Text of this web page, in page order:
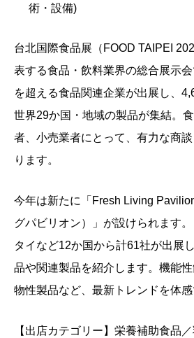
術・設備)
台北国際食品展（FOOD TAIPEI
表する食品・飲料業界の総合展示
を超える食品関連企業が出展し、
世界29か国・地域の製品が集結。
者、小売業者にとって、有力な商
ります。
今年は新たに「Fresh Living
グパビリオン）」が設けられます
タイなど12か国から計61社が出展
品や関連製品を紹介します。機能
物性製品など、最新トレンドを体感
【出店カテゴリー】 栄養補助食品